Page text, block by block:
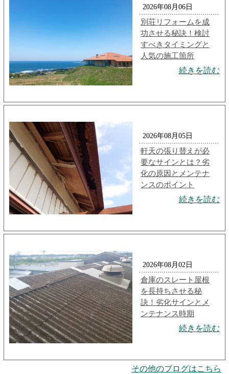
2026年08月06日
別荘リフォームを成
功させる秘訣！検討
すべきタイミングと
人気の施工箇所
続きを読む
2026年08月05日
軒天の張り替えが必
要なサインとは？劣
化の原因とメンテナ
ンスのポイント
続きを読む
2026年08月02日
倉庫のスレート屋根
を長持ちさせる秘
訣！劣化サインとメ
ンテナンス時期
続きを読む
その他のブログはこちら